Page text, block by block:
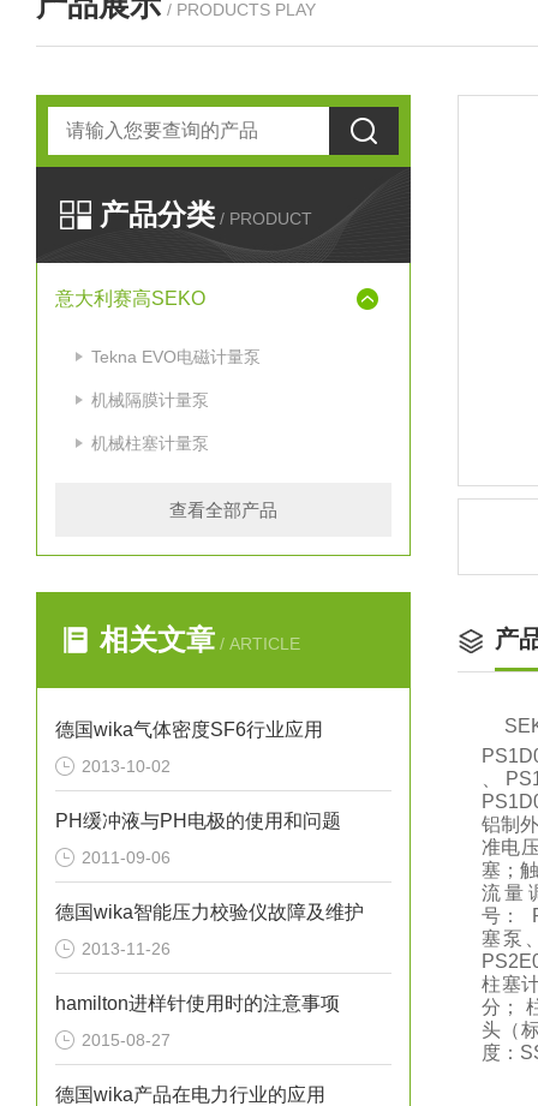
/ PRODUCTS PLAY
产品分类 / PRODUCT
意大利赛高SEKO
Tekna EVO电磁计量泵
机械隔膜计量泵
机械柱塞计量泵
查看全部产品
相关文章 / ARTICLE
德国wika气体密度SF6行业应用
2013-10-02
PH缓冲液与PH电极的使用和问题
2011-09-06
德国wika智能压力校验仪故障及维护
2013-11-26
hamilton进样针使用时的注意事项
2015-08-27
德国wika产品在电力行业的应用
产
、
铝制
准电
塞；
流量
号：
塞泵
柱塞
分；
头（
度：